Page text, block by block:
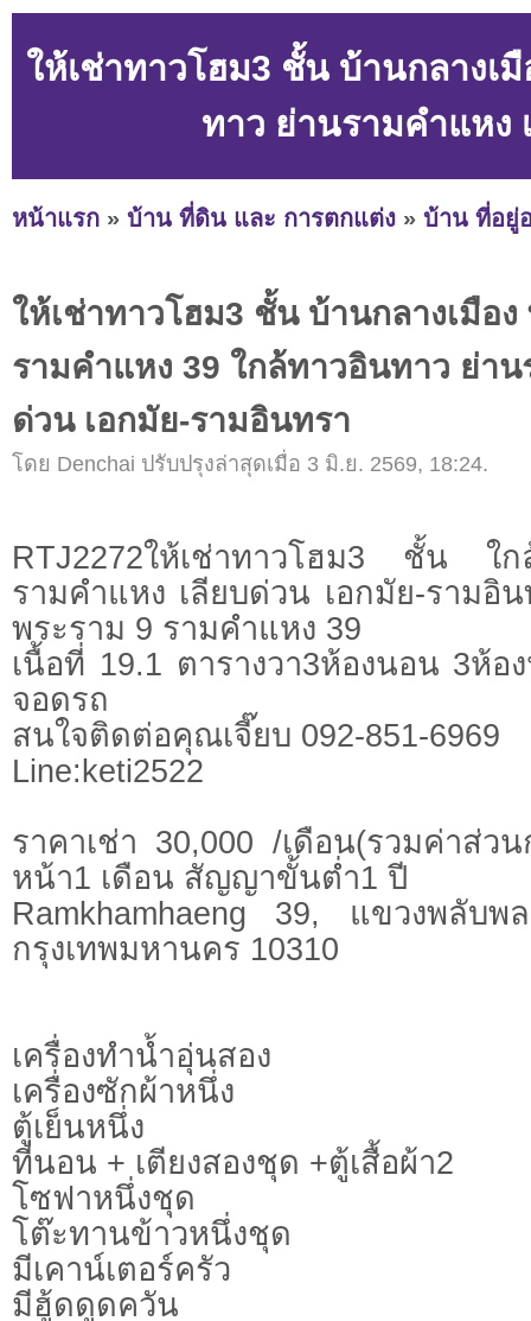
ให้เช่าทาวโฮม3 ชั้น บ้านกลางเ
ทาว ย่านรามคำแหง
หน้าแรก » บ้าน ที่ดิน และ การตกแต่ง » บ้าน ที่อยู่
ให้เช่าทาวโฮม3 ชั้น บ้านกลางเมือง
รามคำแหง 39 ใกล้ทาวอินทาว ย่าน
ด่วน เอกมัย-รามอินทรา
โดย Denchai ปรับปรุงล่าสุดเมื่อ 3 มิ.ย. 2569, 18:24.
RTJ2272ให้เช่าทาวโฮม3 ชั้น ใ
รามคำแหง เลียบด่วน เอกมัย-รามอิ
พระราม 9 รามคำแหง 39
เนื้อที่ 19.1 ตารางวา3ห้องนอน 3ห้อ
จอดรถ
สนใจติดต่อคุณเจี๊ยบ 092-851-6969
Line:keti2522
ราคาเช่า 30,000 /เดือน(รวมค่าส่ว
หน้า1 เดือน สัญญาขั้นต่ำ1 ปี
Ramkhamhaeng 39, แขวงพลับพ
กรุงเทพมหานคร 10310
เครื่องทำน้ำอุ่นสอง
เครื่องซักผ้าหนึ่ง
ตู้เย็นหนึ่ง
ที่นอน + เตียงสองชุด +ตู้เสื้อผ้า2
โซฟาหนึ่งชุด
โต๊ะทานข้าวหนึ่งชุด
มีเคาน์เตอร์ครัว
มีฮู้ดดูดควัน